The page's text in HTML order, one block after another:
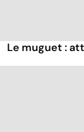
Le muguet :